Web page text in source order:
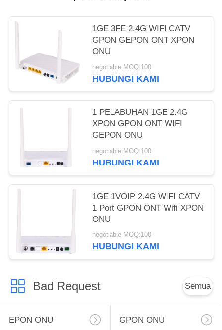
1GE 3FE 2.4G WIFI CATV
GPON GEPON ONT XPON
ONU
negotiable MOQ:100
HUBUNGI KAMI
1 PELABUHAN 1GE 2.4G
XPON GPON ONT WIFI
GEPON ONU
negotiable MOQ:100
HUBUNGI KAMI
1GE 1VOIP 2.4G WIFI CATV
1 Port GPON ONT Wifi XPON
ONU
negotiable MOQ:100
HUBUNGI KAMI
Bad Request Semua
EPON ONU GPON ONU